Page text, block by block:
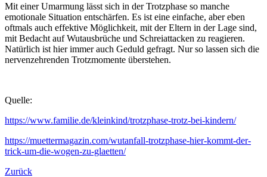
Mit einer Umarmung lässt sich in der Trotzphase so manche
emotionale Situation entschärfen. Es ist eine einfache, aber eben
oftmals auch effektive Möglichkeit, mit der Eltern in der Lage sind,
mit Bedacht auf Wutausbrüche und Schreiattacken zu reagieren.
Natürlich ist hier immer auch Geduld gefragt. Nur so lassen sich die
nervenzehrenden Trotzmomente überstehen.
Quelle:
https://www.familie.de/kleinkind/trotzphase-trotz-bei-kindern/
https://muettermagazin.com/wutanfall-trotzphase-hier-kommt-der-
trick-um-die-wogen-zu-glaetten/
Zurück